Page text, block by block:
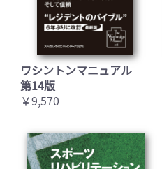
ワシントンマニュアル
第14版
￥9,570